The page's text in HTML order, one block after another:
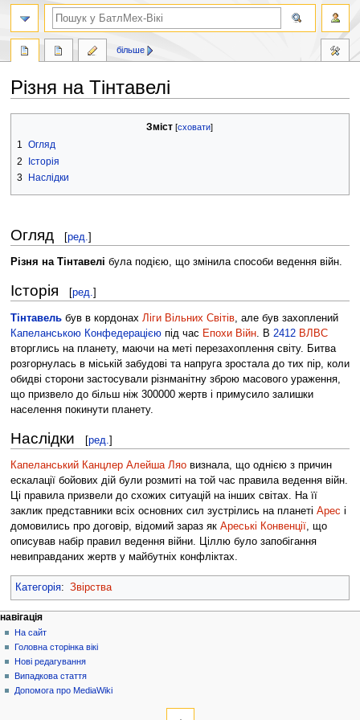
Різня на Тінтавелі
навігації
пошуку
Зміст
1 Огляд
2
Історія
3 Наслідки
Огляд [ред. ]
Різня на Тінтавелі була подією, що змінила способи ведення війн.
Історія [ред.]
Тінтавельбув в кордонах Ліги Вільних Світів, але був захоплений
Капеланською Конфедерацієюпід час Епохи Війн. В 2412 ВЛВС
вторглись на планету, маючи на меті перезахоплення світу. Битва
розгорнулась в міській забудові та напруга зростала до тих пір, коли
обидві сторони застосували різнманітну зброю масового ураження,
що призвело до більш ніж 300000 жертв і примусило залишки
населення покинути планету.
Наслідки [ред. ]
Капеланський Канцлер Алейша Ляовизнала, що однією з причин
ескалації бойових дій були розмиті на той час правила ведення війн.
Ці правила призвели до схожих ситуацій на інших світах. На її
заклик представники всіх основних сил зустрілись на планеті Арес і
домовились про договір, відомий зараз як Ареські Конвенції, що
описував набір правил ведення війни. Ціллю було запобігання
невиправданих жертв у майбутніх конфліктах.
Категорія: Звірства
Навігаційне
меню
дії над сторінкою
сторінка
обговорення
читати
редагувати
історія
більше
особисті інструменти
ви
не
увійшли
до
системи
навігація
На сайт
Головна сторінка вікі
Нові редагування
Випадкова стаття
Допомога про MediaWiki
пошук